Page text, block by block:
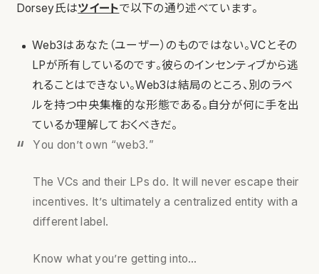
Dorsey氏はツイートで以下の通り述べています。
Web3はあなた（ユーザー）のものではない。VCとその
LPが所有しているのです。彼らのインセンティブから逃
れることはできない。Web3は結局のところ、別のラベ
ルを持つ中央集権的な形態である。自分が何に手を出
ているか理解しておくべきだ。
You don’t own “web3.”
The VCs and their LPs do. It will never escape their
incentives. It’s ultimately a centralized entity with a
different label.
Know what you’re getting into…